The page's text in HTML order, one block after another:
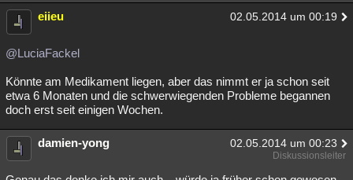
eiieu 02.05.2014 um 00:19
@LuciaFackel
Könnte am Medikament liegen, aber das nimmt er ja schon seit
etwa 6 Monaten und die schwerwiegenden Probleme begannen
doch erst seit einigen Wochen.
damien-yong 02.05.2014 um 00:23
Diskussionsleiter